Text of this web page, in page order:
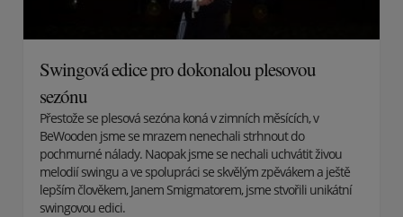
Swingová edice pro dokonalou plesovou
sezónu
Přestože se plesová sezóna koná v zimních měsících, v
BeWooden jsme se mrazem nenechali strhnout do
pochmurné nálady. Naopak jsme se nechali uchvátit živou
melodií swingu a ve spolupráci se skvělým zpěvákem a ještě
lepším člověkem, Janem Smigmatorem, jsme stvořili unikátní
swingovou edici.